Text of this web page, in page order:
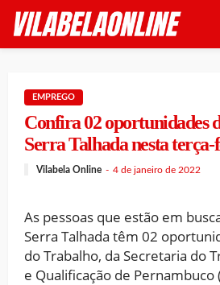
EMPREGO
Confira 02 oportunidades
Serra Talhada nesta
Vilabela Online 4 de janeiro de 2022
As pessoas que estão em
Serra Talhada têm 02
do Trabalho, da Secretaria do
e Qualificação de Pernambuco